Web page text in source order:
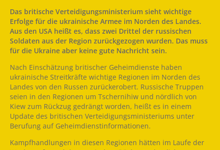
Das britische Verteidigungsministerium sieht wichtige
Erfolge für die ukrainische Armee im Norden des Landes.
Aus den USA heißt es, dass zwei Drittel der russischen
Soldaten aus der Region zurückgezogen wurden. Das muss
für die Ukraine aber keine gute Nachricht sein.
Nach Einschätzung britischer Geheimdienste haben
ukrainische Streitkräfte wichtige Regionen im Norden des
Landes von den Russen zurückerobert. Russische Truppen
seien in den Regionen um Tschernihiw und nördlich von
Kiew zum Rückzug gedrängt worden, heißt es in einem
Update des britischen Verteidigungsministeriums unter
Berufung auf Geheimdienstinformationen.
Kampfhandlungen in diesen Regionen hätten im Laufe der